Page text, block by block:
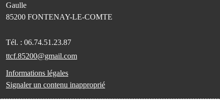
Gaulle
85200 FONTENAY-LE-COMTE
Tél. : 06.74.51.23.87
ttcf.85200@gmail.com
Informations légales
Signaler un contenu inapproprié